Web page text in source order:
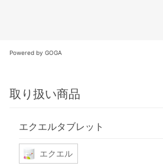
Powered by GOGA
取り扱い商品
エクエルタブレット
エクエル